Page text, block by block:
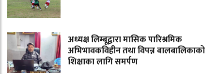
अध्यक्ष लिम्बूद्वारा मासिक पारिश्रमिक
अभिभावकविहीन तथा विपन्न बालबालिकाको
शिक्षाका लागि समर्पण